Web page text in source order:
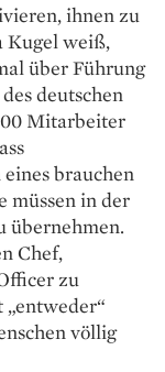
ihnen zu
Kugel weiß,
über Führung
deutschen
Mitarbeiter
brauchen
müssen in der
übernehmen.
Chef,
zu
völlig